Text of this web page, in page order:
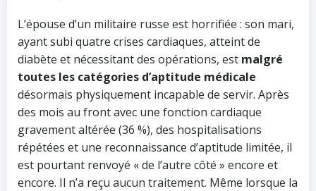
L’épouse d’un militaire russe est horrifiée : son mari,
ayant subi quatre crises cardiaques, atteint de
diabète et nécessitant des opérations, est malgré
toutes les catégories d’aptitude médicale
désormais physiquement incapable de servir. Après
des mois au front avec une fonction cardiaque
gravement altérée (36 %), des hospitalisations
répétées et une reconnaissance d’aptitude limitée, il
est pourtant renvoyé « de l’autre côté » encore et
encore. Il n’a reçu aucun traitement. Même lorsque la